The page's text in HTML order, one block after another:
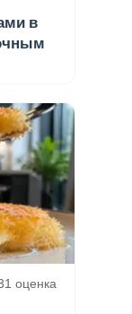
в
оценка